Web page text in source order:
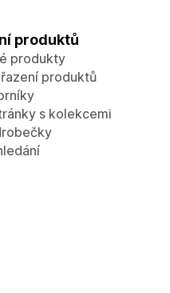
produktů
produkty
produktů
s kolekcemi